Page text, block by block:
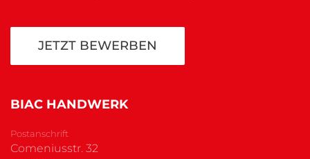
JETZT BEWERBEN
BIAC HANDWERK
Postanschrift
Comeniusstr. 32